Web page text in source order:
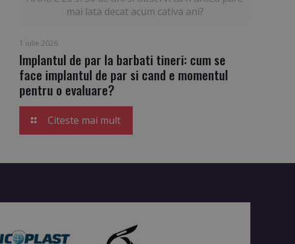
mai lata decat acum cativa ani?
1 iulie 2026
Implantul de par la barbati tineri: cum se
face implantul de par si cand e momentul
pentru o evaluare?
Citeste mai mult